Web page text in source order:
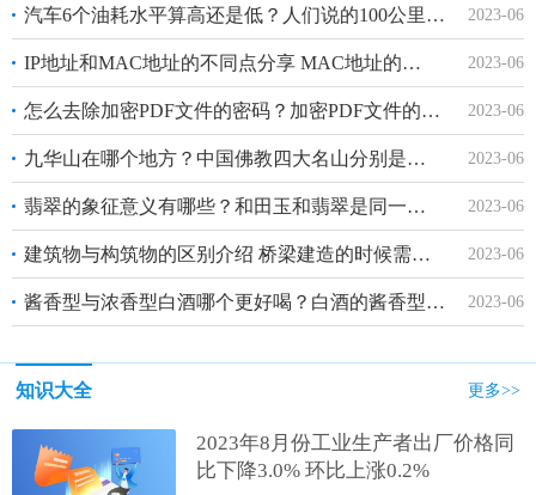
汽车6个油耗水平算高还是低？人们说的100公里6个油是什么意思？ 2023-06
IP地址和MAC地址的不同点分享 MAC地址的定义是什么？ 2023-06
怎么去除加密PDF文件的密码？加密PDF文件的软件及操作方法分享 2023-06
九华山在哪个地方？中国佛教四大名山分别是什么地方？ 2023-06
翡翠的象征意义有哪些？和田玉和翡翠是同一种东西吗？ 2023-06
建筑物与构筑物的区别介绍 桥梁建造的时候需要考虑哪些要点？ 2023-06
酱香型与浓香型白酒哪个更好喝？白酒的酱香型和浓香型有什么区别？ 2023-06
知识大全 更多>>
2023年8月份工业生产者出厂价格同
比下降3.0% 环比上涨0.2%